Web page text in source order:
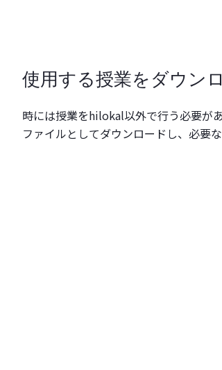
使用する授業をダウン
時には授業をhilokal以外で行う必要が
ファイルとしてダウンロードし、必要